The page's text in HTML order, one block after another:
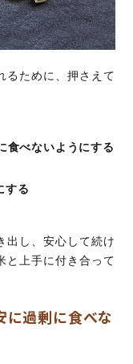
るために、押さえて
食べないようにする
する
出し、安心して続け
と上手に付き合って
過剰に食べな